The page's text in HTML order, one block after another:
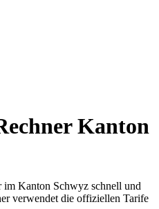
Kanton
im Kanton Schwyz schnell und
verwendet die offiziellen Tarife